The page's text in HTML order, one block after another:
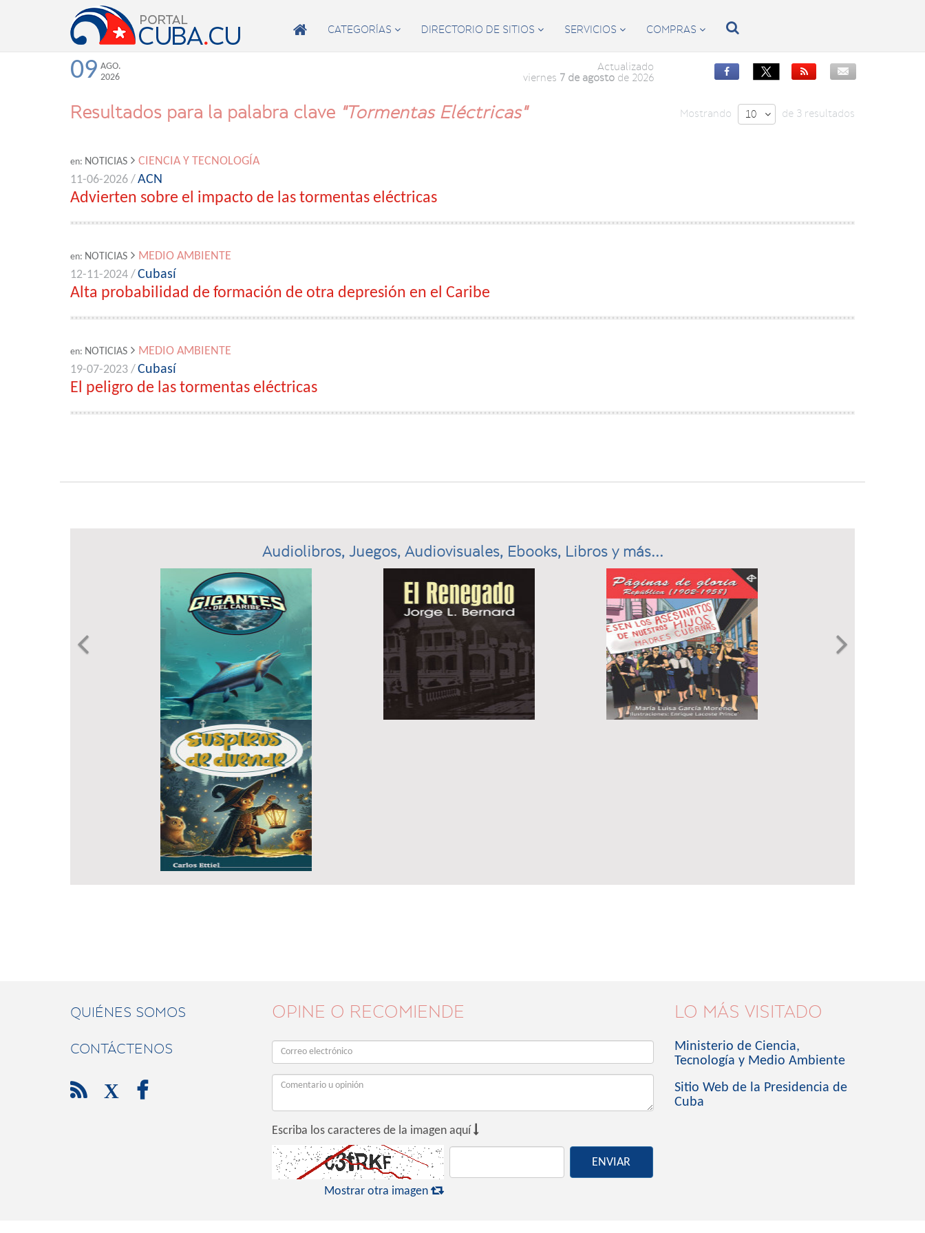
 CATEGORÍAS  DIRECTORIO DE SITIOS  SERVICIOS  COMPRAS  
09 AGO.
2026
Actualizado
viernes 7 de agostode 2026


Resultados para la palabra clave "Tormentas Eléctricas" Mostrando 10  de 3 resultados
en: NOTICIAS
CIENCIA Y TECNOLOGÍA
11-06-2026 /ACN
Advierten sobre el impacto de las tormentas eléctricas
en: NOTICIAS
MEDIO AMBIENTE
12-11-2024 /Cubasí
Alta probabilidad de formación de otra depresión en el Caribe
en: NOTICIAS
MEDIO AMBIENTE
19-07-2023 /Cubasí
El peligro de las tormentas eléctricas
Audiolibros, Juegos, Audiovisuales, Ebooks, Libros y más...
Previous 
QUIÉNES SOMOS
CONTÁCTENOS
 X 
OPINE O RECOMIENDE
Escriba los caracteres de la imagen aquí 
Mostrar otra imagen 
ENVIAR
LO MÁS VISITADO
Ministerio de Ciencia,
Tecnología y Medio Ambiente
Sitio Web de la Presidencia de
Cuba